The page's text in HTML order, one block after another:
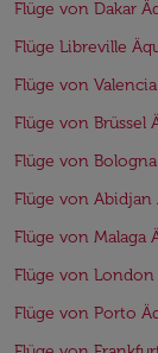
Flüge von Dakar
Flüge Libreville
Flüge von
Flüge von Brüssel
Flüge von
Flüge von
Flüge von Malaga
Flüge von
Flüge von Porto